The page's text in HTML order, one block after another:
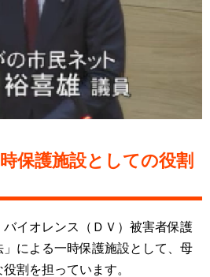
保護施設としての役割
イオレンス（ＤＶ）被害者保護
による一時保護施設として、母
割を担っています。